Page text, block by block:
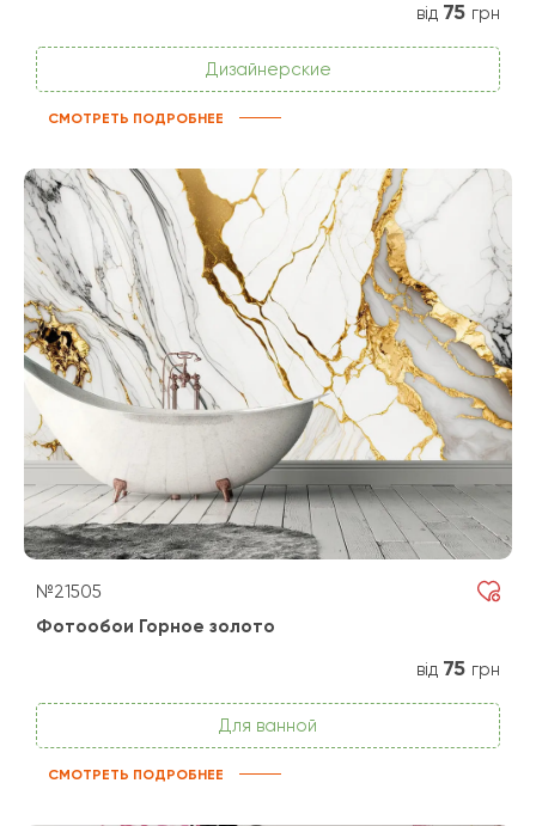
від 75 грн
Дизайнерские
СМОТРЕТЬ ПОДРОБНЕЕ
№21505
Фотообои Горное золото
від 75 грн
Для ванной
СМОТРЕТЬ ПОДРОБНЕЕ